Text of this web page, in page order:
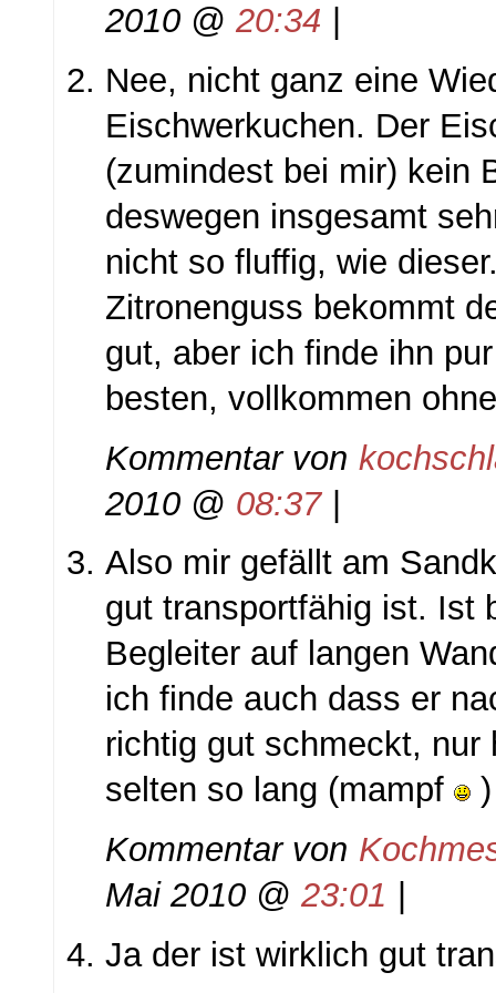
2010 @ 20:34
Nee, nicht ganz eine
Eischwerkuchen. Der
(zumindest bei mir) kein
deswegen insgesamt
nicht so fluffig, wie
Zitronenguss bekommt
gut, aber ich finde ihn
besten, vollkommen
Kommentar von
2010 @ 08:37 |
Also mir gefällt am
gut transportfähig ist. Ist
Begleiter auf langen
ich finde auch dass er
richtig gut schmeckt, nur
selten so lang (mampf
)
Kommentar von
Mai 2010 @ 23:01
Ja der ist wirklich gut